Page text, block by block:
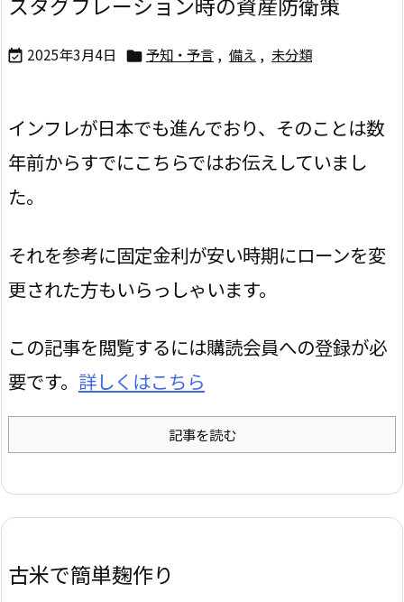
 2025年3月4日  予知・予言 , 備え , 未分類
インフレが日本でも進んでおり、そのことは数
年前からすでにこちらではお伝えしていまし
た。
それを参考に固定金利が安い時期にローンを変
更された方もいらっしゃいます。
この記事を閲覧するには購読会員への登録が必
要です。 詳しくはこちら
記事を読む
古米で簡単麹作り